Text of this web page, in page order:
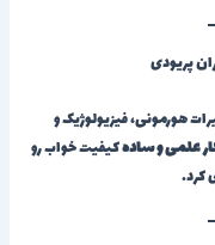
پریودی
هورمونی، فیزیولوژیک و
علمی و سادهکیفیت خواب رو
کرد.